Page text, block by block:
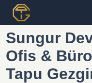
Sungur
Ofis &
Tapu